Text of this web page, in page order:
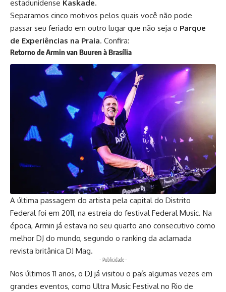
estadunidense Kaskade.
Separamos cinco motivos pelos quais você não pode
passar seu feriado em outro lugar que não seja o Parque
de Experiências na Praia. Confira:
Retorno de Armin van Buuren à Brasília
A última passagem do artista pela capital do Distrito
Federal foi em 2011, na estreia do festival Federal Music. Na
época, Armin já estava no seu quarto ano consecutivo como
melhor DJ do mundo, segundo o ranking da aclamada
revista britânica DJ Mag.
- Publicidade -
Nos últimos 11 anos, o DJ já visitou o país algumas vezes em
grandes eventos, como Ultra Music Festival no Rio de